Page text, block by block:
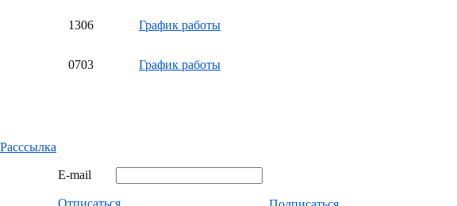
1306 График работы
0703 График работы
Расссылка
E-mail
Отписаться